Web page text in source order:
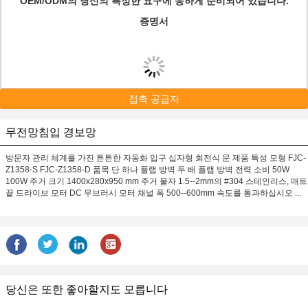
증명서
접촉 공급자
무전망침입 경보망
방문자 관리 체계를 가진 튼튼한 자동화 입구 십자형 회전식 문 제품 특성 모형 FJC-
Z1358-S FJC-Z1358-D 품목 단 하나 플랩 방벽 두 배 플랩 방벽 전력 소비 50W
100W 주거 크기 1400x280x950 mm 주거 물자 1.5--2mm의 #304 스테인리스, 매트
끝 드라이브 모터 DC 무브러시 모터 채널 폭 500--600mm 속도를 통과하십시오 ...
당신은 또한 좋아할지도 모릅니다